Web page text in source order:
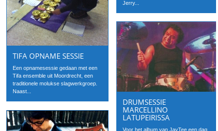
Jerry...
TIFA OPNAME SESSIE
Een opnamesessie gedaan met een
Tifa ensemble uit Moordrecht, een
traditionele molukse slagwerkgroep.
Naast...
DRUMSESSIE
MARCELLINO
LATUPEIRISSA
Voor het album van JayTee een dag